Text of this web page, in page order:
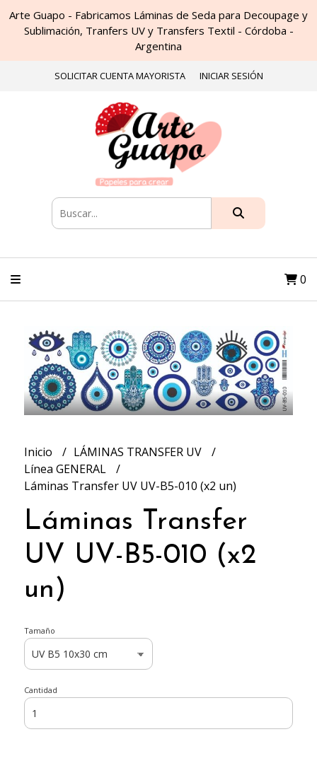
Arte Guapo - Fabricamos Láminas de Seda para Decoupage y
Sublimación, Tranfers UV y Transfers Textil - Córdoba -
Argentina
SOLICITAR CUENTA MAYORISTA INICIAR SESIÓN
0
Inicio
LÁMINAS TRANSFER UV
Línea GENERAL
Láminas Transfer UV UV-B5-010 (x2 un)
Láminas Transfer
UV UV-B5-010 (x2
un)
Tamaño
Cantidad